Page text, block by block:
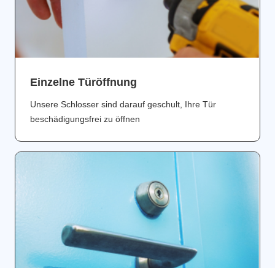
Einzelne Türöffnung
Unsere Schlosser sind darauf geschult, Ihre Tür
beschädigungsfrei zu öffnen